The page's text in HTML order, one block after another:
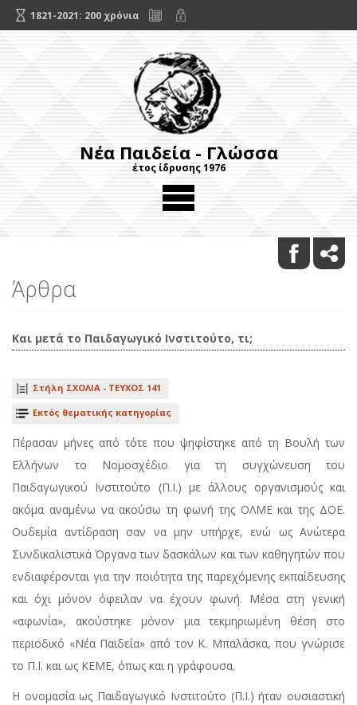
1821-2021: 200 χρόνια
Νέα Παιδεία - Γλώσσα
έτος ίδρυσης 1976
Άρθρα
Και μετά το Παιδαγωγικό Ινστιτούτο, τι;
Στήλη ΣΧΟΛΙΑ - ΤΕΥΧΟΣ 141
Εκτός θεματικής κατηγορίας
Πέρασαν μήνες από τότε που ψηφίστηκε από τη Βουλή των
Ελλήνων το Νομοσχέδιο για τη συγχώνευση του
Παιδαγωγικού Ινστιτούτο (Π.Ι.) με άλλους οργανισμούς και
ακόμα αναμένω να ακούσω τη φωνή της ΟΛΜΕ και της ΔΟΕ.
Ουδεμία αντίδραση σαν να μην υπήρχε, ενώ ως Ανώτερα
Συνδικαλιστικά Όργανα των δασκάλων και των καθηγητών που
ενδιαφέρονται για την ποιότητα της παρεχόμενης εκπαίδευσης
και όχι μόνον όφειλαν να έχουν φωνή. Μέσα στη γενική
«αφωνία», ακούστηκε μόνον μια τεκμηριωμένη θέση στο
περιοδικό «Νέα Παιδεία» από τον Κ. Μπαλάσκα, που γνώρισε
το Π.Ι. και ως ΚΕΜΕ, όπως και η γράφουσα.
Η ονομασία ως Παιδαγωγικό Ινστιτούτο (Π.Ι.) ήταν ουσιαστική